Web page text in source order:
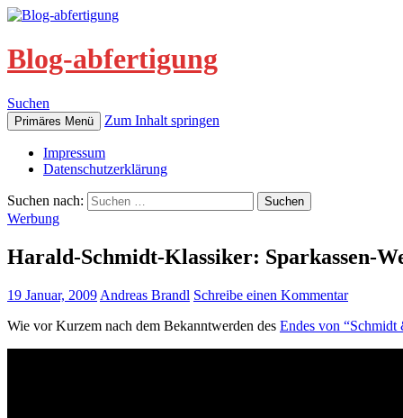
Blog-abfertigung
Suchen
Primäres Menü Zum Inhalt springen
Impressum
Datenschutzerklärung
Suchen nach:
Werbung
Harald-Schmidt-Klassiker: Sparkassen-
19 Januar, 2009 Andreas Brandl Schreibe einen Kommentar
Wie vor Kurzem nach dem Bekanntwerden des Endes von “Schmidt